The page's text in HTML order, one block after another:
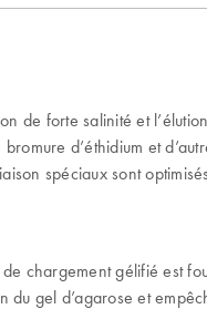
de forte salinité et
d’éthidium et
spéciaux sont
chargement gélifié est
gel d’agarose et